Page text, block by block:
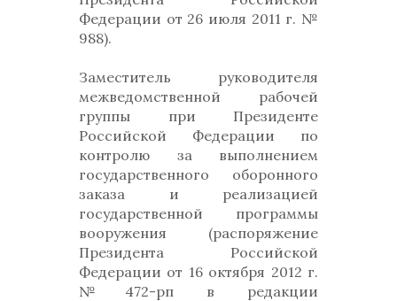
Федерации от 26 июля 2011 г. №
988).
Заместитель руководителя
межведомственной рабочей
группы при Президенте
Российской Федерации по
контролю за выполнением
государственного оборонного
заказа и реализацией
государственной программы
вооружения (распоряжение
Президента Российской
Федерации от 16 октября 2012 г.
№472-рп в редакции